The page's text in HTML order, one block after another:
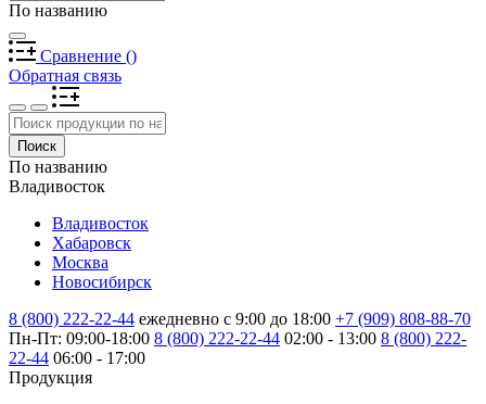
По названию
Сравнение ()
Обратная связь
Поиск
По названию
Владивосток
Владивосток
Хабаровск
Москва
Новосибирск
8 (800) 222-22-44 ежедневно с 9:00 до 18:00 +7 (909) 808-88-70
Пн-Пт: 09:00-18:00 8 (800) 222-22-44 02:00 - 13:00 8 (800) 222-
22-44 06:00 - 17:00
Продукция